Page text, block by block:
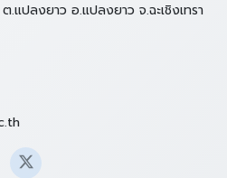
ปลงยาว อ.แปลงยาว จ.ฉะเชิงเทรา